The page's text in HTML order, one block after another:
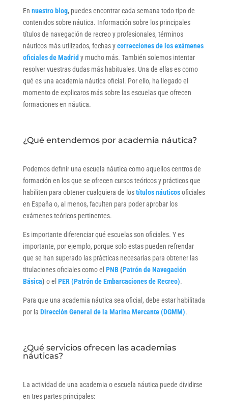
En nuestro blog, puedes encontrar cada semana todo tipo de
contenidos sobre náutica. Información sobre los principales
títulos de navegación de recreo y profesionales, términos
náuticos más utilizados, fechas ycorrecciones de los exámenes
oficiales de Madrid y mucho más. También solemos intentar
resolver vuestras dudas más habituales. Una de ellas es como
qué es una academia náutica oficial. Por ello, ha llegado el
momento de explicaros más sobre las escuelas que ofrecen
formaciones en náutica.
¿Qué entendemos por academia náutica?
Podemos definir una escuela náutica como aquellos centros de
formación en los que se ofrecen cursos teóricos y prácticos que
habiliten para obtener cualquiera de lostítulos náuticosoficiales
en España o, al menos, faculten para poder aprobar los
exámenes teóricos pertinentes.
Es importante diferenciar qué escuelas son oficiales. Y es
importante, por ejemplo, porque solo estas pueden refrendar
que se han superado las prácticas necesarias para obtener las
titulaciones oficiales como el PNB(Patrón de Navegación
Básica) o el PER (Patrón de Embarcaciones de Recreo).
Para que una academia náutica sea oficial, debe estar habilitada
por la Dirección General de la Marina Mercante (DGMM).
¿Qué servicios ofrecen las academias
náuticas?
La actividad de una academia o escuela náutica puede dividirse
en tres partes principales: